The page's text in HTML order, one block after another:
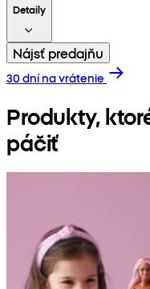
Detaily
Nájsť predajňu
30 dní na vrátenie
Produkty,
páčiť